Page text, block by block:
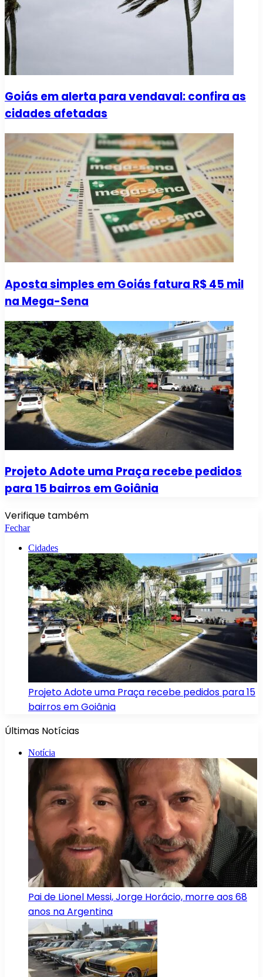
Goiás em alerta para vendaval: confira as
cidades afetadas
Aposta simples em Goiás fatura R$ 45 mil
na Mega-Sena
Projeto Adote uma Praça recebe pedidos
para 15 bairros em Goiânia
Verifique também
Fechar
Cidades
Projeto Adote uma Praça recebe pedidos para 15
bairros em Goiânia
Últimas Notícias
Notícia
Pai de Lionel Messi, Jorge Horácio, morre aos 68
anos na Argentina